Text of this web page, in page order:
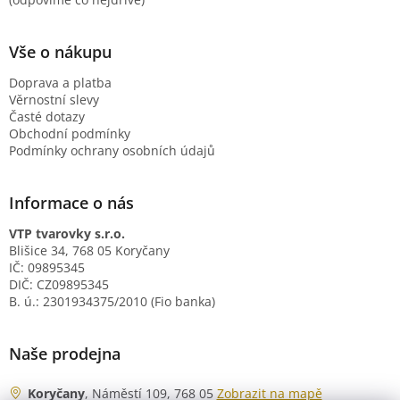
Vše o nákupu
Doprava a platba
Věrnostní slevy
Časté dotazy
Obchodní podmínky
Podmínky ochrany osobních údajů
Informace o nás
VTP tvarovky s.r.o.
Blišice 34, 768 05 Koryčany
IČ: 09895345
DIČ: CZ09895345
B. ú.: 2301934375/2010 (Fio banka)
Naše prodejna
Koryčany, Náměstí 109, 768 05 Zobrazit na mapě